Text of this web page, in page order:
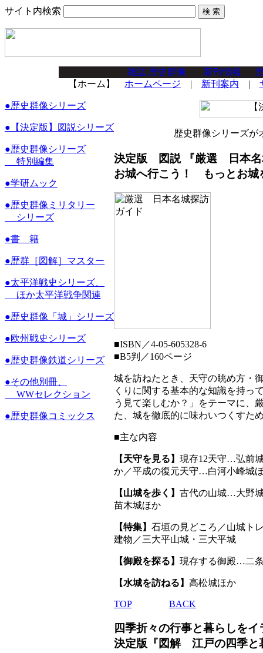
サイト内検索
【ホーム】 ホームページ | 新刊案内 |
●歴史群像シリーズ
● 【決定版】図説シリーズ
●歴史群像シリーズ
特別編集
●学研ムック
●歴史群像ミリタリー
シリーズ
●書 籍
●歴群［図解］マスター
●太平洋戦史シリーズ、
ほか太平洋戦争関連
●歴史群像「城」シリーズ
●欧州戦史シリーズ
●歴史群像鉄道シリーズ
●その他別冊、
WWセレクション
●歴史群像コミックス
歴史群像シリーズが
決定版 図説『厳選 日本名
お城へ行こう！ もっとお城
■ISBN／4-05-605328-6
■B5判／160ページ
城を訪ねたとき、天守の眺め方・
くりに関する基本的な知識を持っ
う見て楽しむか？」をテーマに、
た、城を徹底的に味わいつくすた
■主な内容
【天守を見る】 現存12天守…弘前
か／平成の復元天守…白河小峰城
【山城を歩く】 古代の山城…大野
苗木城ほか
【特集】 石垣の見どころ／山城ト
建物／三大平山城・三大平城
【御殿を探る】 現存する御殿…二
【水城を訪ねる】 高松城ほか
TOP BACK
四季折々の行事と暮らしを
決定版『図解 江戸の四季と